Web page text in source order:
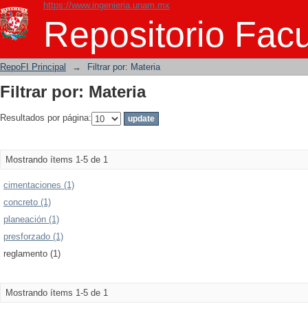
https://www.ingenieria.unam.mx
Repositorio
Filtrar por: Materia
RepoFI Principal → Filtrar por: Materia
Filtrar por: Materia
Resultados por página:
Mostrando ítems 1-5 de 1
cimentaciones (1)
concreto (1)
planeación (1)
presforzado (1)
reglamento (1)
Mostrando ítems 1-5 de 1